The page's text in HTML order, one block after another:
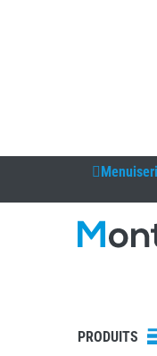
PRODUITS